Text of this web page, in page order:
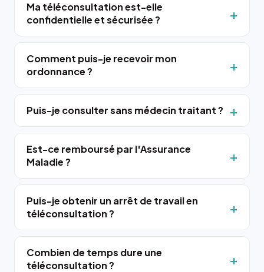
Ma téléconsultation est-elle
confidentielle et sécurisée ?
Comment puis-je recevoir mon
ordonnance ?
Puis-je consulter sans médecin traitant ?
Est-ce remboursé par l'Assurance
Maladie ?
Puis-je obtenir un arrêt de travail en
téléconsultation ?
Combien de temps dure une
téléconsultation ?